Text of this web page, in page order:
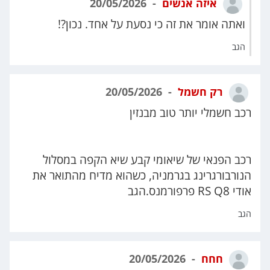
איזה אנשים
ואתה אומר את זה כי נסעת על אחד. נכון?!
הגב
רק חשמל
רכב חשמלי יותר טוב מבנזין
רכב הפנאי של שיאומי קבע שיא הקפה במסלול
הנורבורגרינג בגרמניה, כשהוא מדיח מהתואר את
אודי RS Q8 פרפורמנס.הגב
הגב
חחח